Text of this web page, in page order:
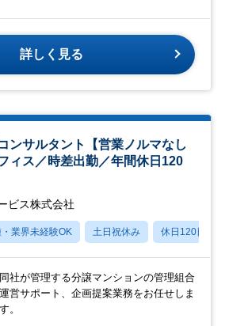
詳しく見る
ンサルタント【営業ノルマなし
ィス／時差出勤／年間休日120
ビス株式会社
業界未経験OK 土日祝休み 休日120日以上
同社が管理する分譲マンションの管理組合
運営サポート、企画提案業務をお任せしま
す。